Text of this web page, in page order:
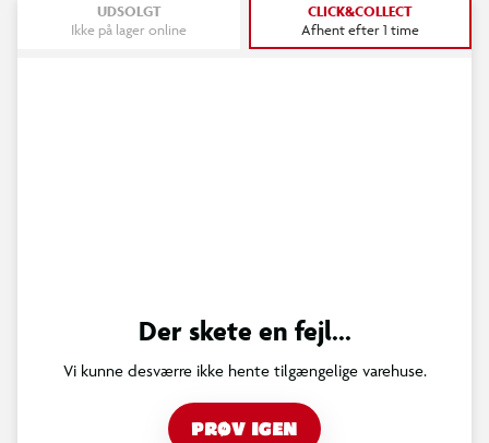
UDSOLGT
Ikke på lager online
CLICK&COLLECT
Afhent efter 1 time
Der skete en fejl...
Vi kunne desværre ikke hente tilgængelige varehuse.
PRØV IGEN